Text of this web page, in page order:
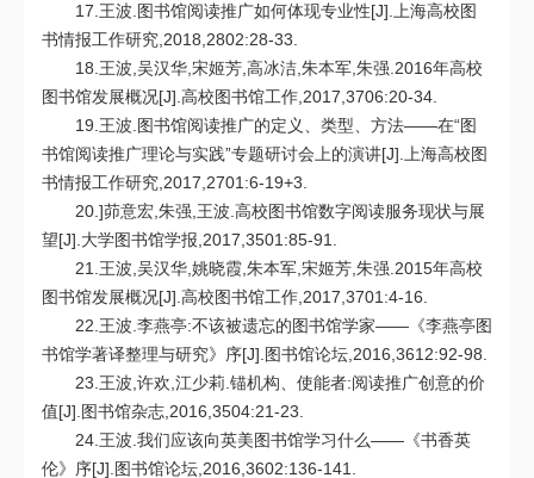
17.王波.图书馆阅读推广如何体现专业性[J].上海高校图
书情报工作研究,2018,2802:28-33.
18.王波,吴汉华,宋姬芳,高冰洁,朱本军,朱强.2016年高校
图书馆发展概况[J].高校图书馆工作,2017,3706:20-34.
19.王波.图书馆阅读推广的定义、类型、方法――在“图
书馆阅读推广理论与实践”专题研讨会上的演讲[J].上海高校图
书情报工作研究,2017,2701:6-19+3.
20.]茆意宏,朱强,王波.高校图书馆数字阅读服务现状与展
望[J].大学图书馆学报,2017,3501:85-91.
21.王波,吴汉华,姚晓霞,朱本军,宋姬芳,朱强.2015年高校
图书馆发展概况[J].高校图书馆工作,2017,3701:4-16.
22.王波.李燕亭:不该被遗忘的图书馆学家——《李燕亭图
书馆学著译整理与研究》序[J].图书馆论坛,2016,3612:92-98.
23.王波,许欢,江少莉.锚机构、使能者:阅读推广创意的价
值[J].图书馆杂志,2016,3504:21-23.
24.王波.我们应该向英美图书馆学习什么——《书香英
伦》序[J].图书馆论坛,2016,3602:136-141.